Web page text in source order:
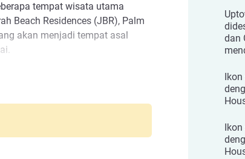
tempat wisata utama
Beach Residences (JBR), Palm
akan menjadi tempat asal
dan